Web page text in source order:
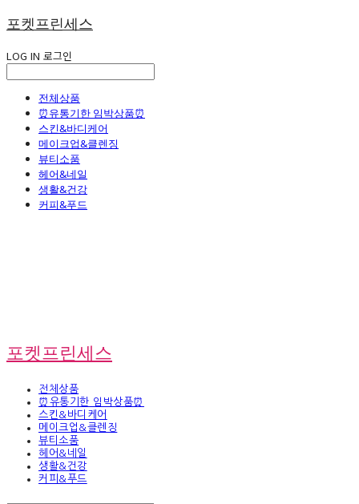
포켓프린세스
LOG IN 로그인
전체상품
⏰유통기한 임박상품⏰
스킨&바디케어
메이크업&클렌징
뷰티소품
헤어&네일
생활&건강
커피&푸드
포켓프린세스
전체상품
⏰유통기한 임박상품⏰
스킨&바디케어
메이크업&클렌징
뷰티소품
헤어&네일
생활&건강
커피&푸드